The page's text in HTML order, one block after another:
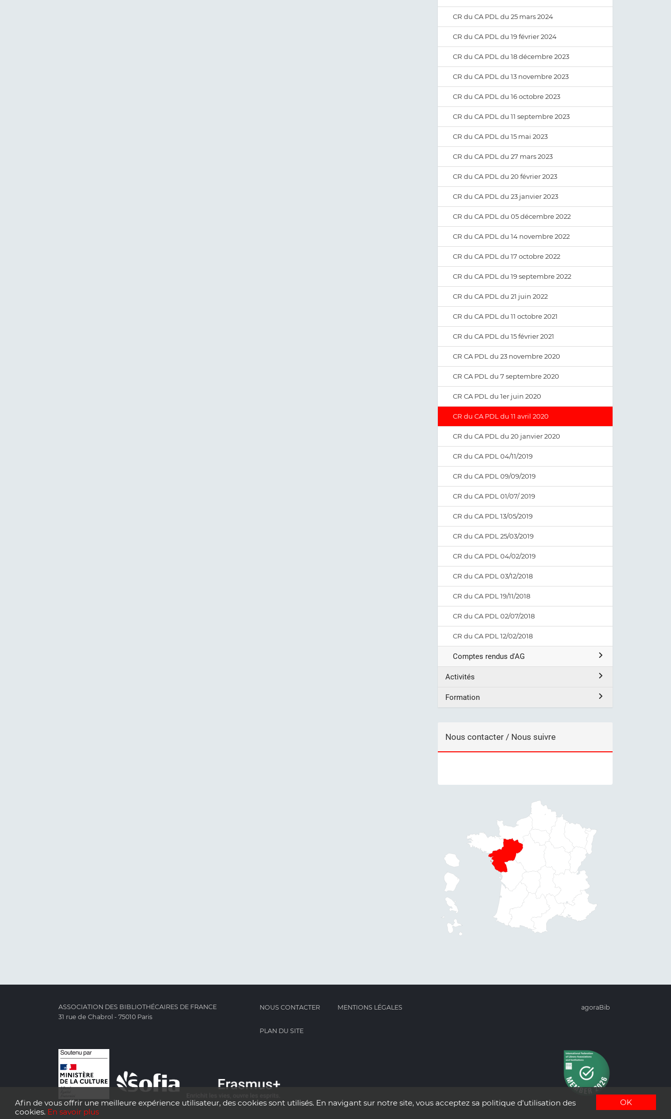
OK
Afin de vous offrir une meilleure expérience utilisateur, des cookies sont utilisés. En navigant sur notre site, vous acceptez sa politique d'utilisation des
cookies. En savoir plus
CR du CA PDL du 25 mars 2024
CR du CA PDL du 19 février 2024
CR du CA PDL du 18 décembre 2023
CR du CA PDL du 13 novembre 2023
CR du CA PDL du 16 octobre 2023
CR du CA PDL du 11 septembre 2023
CR du CA PDL du 15 mai 2023
CR du CA PDL du 27 mars 2023
CR du CA PDL du 20 février 2023
CR du CA PDL du 23 janvier 2023
CR du CA PDL du 05 décembre 2022
CR du CA PDL du 14 novembre 2022
CR du CA PDL du 17 octobre 2022
CR du CA PDL du 19 septembre 2022
CR du CA PDL du 21 juin 2022
CR du CA PDL du 11 octobre 2021
CR du CA PDL du 15 février 2021
CR CA PDL du 23 novembre 2020
CR CA PDL du 7 septembre 2020
CR CA PDL du 1er juin 2020
CR du CA PDL du 11 avril 2020
CR du CA PDL du 20 janvier 2020
CR du CA PDL 04/11/2019
CR du CA PDL 09/09/2019
CR du CA PDL 01/07/ 2019
CR du CA PDL 13/05/2019
CR du CA PDL 25/03/2019
CR du CA PDL 04/02/2019
CR du CA PDL 03/12/2018
CR du CA PDL 19/11/2018
CR du CA PDL 02/07/2018
CR du CA PDL 12/02/2018
Comptes rendus d'AG
Activités
Formation
Nous contacter / Nous suivre
ASSOCIATION DES BIBLIOTHÉCAIRES DE FRANCE
31 rue de Chabrol - 75010 Paris
NOUS CONTACTER MENTIONS LÉGALES
PLAN DU SITE
agoraBib